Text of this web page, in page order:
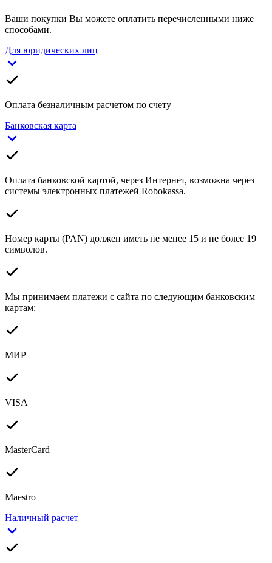
Ваши покупки Вы можете оплатить перечисленными ниже
способами.
Для юридических лиц
Оплата безналичным расчетом по счету
Банковская карта
Оплата банковской картой, через Интернет, возможна через
системы электронных платежей Robokassa.
Номер карты (PAN) должен иметь не менее 15 и не более 19
символов.
Мы принимаем платежи с сайта по следующим банковским
картам:
МИР
VISA
MasterCard
Maestro
Наличный расчет